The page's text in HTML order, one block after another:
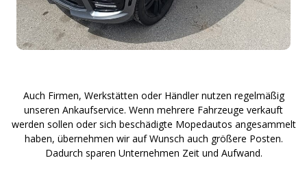
Auch Firmen, Werkstätten oder Händler nutzen regelmäßig
unseren Ankaufservice. Wenn mehrere Fahrzeuge verkauft
werden sollen oder sich beschädigte Mopedautos angesammelt
haben, übernehmen wir auf Wunsch auch größere Posten.
Dadurch sparen Unternehmen Zeit und Aufwand.